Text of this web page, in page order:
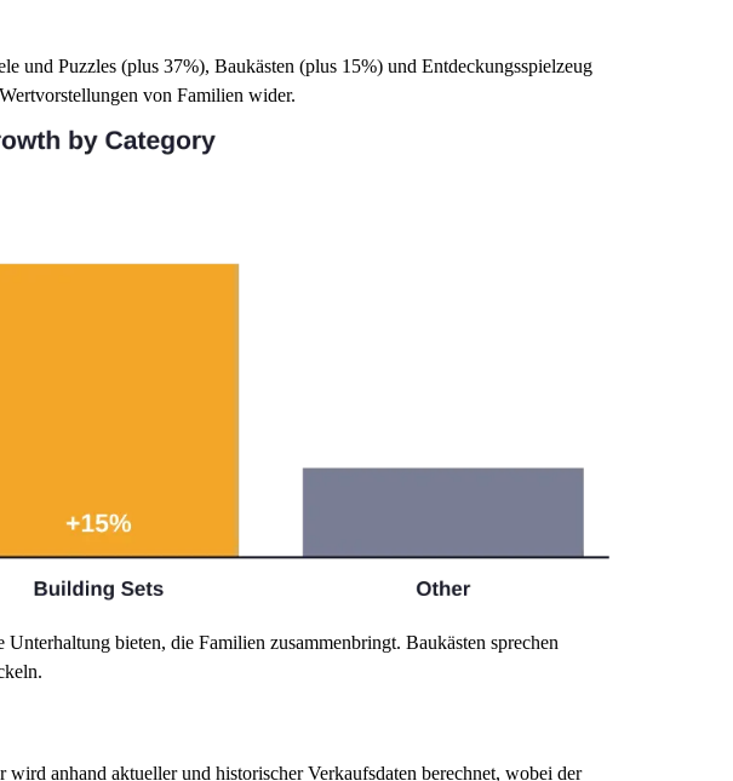
und Puzzles (plus 37%), Baukästen (plus 15%) und Entdeckungsspielzeug
von Familien wider.
bieten, die Familien zusammenbringt. Baukästen sprechen
anhand aktueller und historischer Verkaufsdaten berechnet, wobei der